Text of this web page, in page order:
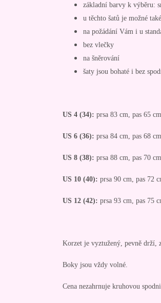
základní barvy k výběru:
u těchto šatů je možné
na požádání Vám i u
bez vlečky
na šněrování
šaty jsou bohaté i bez
US 4 (34): prsa 83 cm, pas 65 cm
US 6 (36): prsa 84 cm, pas 68 cm
US 8 (38): prsa 88 cm, pas 70 cm
US 10 (40): prsa 90 cm, pas 72
US 12 (42): prsa 93 cm, pas 75
Korzet je vyztužený, pevně drží,
Boky jsou vždy volné.
Cena nezahrnuje kruhovou